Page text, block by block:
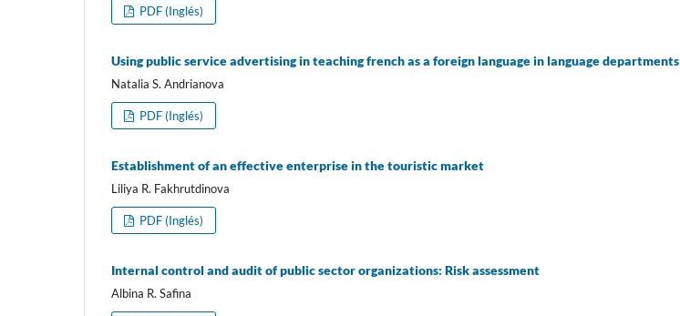
PDF (Inglés)
Using public service advertising in teaching french as a foreign language in language departments
Natalia S. Andrianova
PDF (Inglés)
Establishment of an effective enterprise in the touristic market
Liliya R. Fakhrutdinova
PDF (Inglés)
Internal control and audit of public sector organizations: Risk assessment
Albina R. Safina